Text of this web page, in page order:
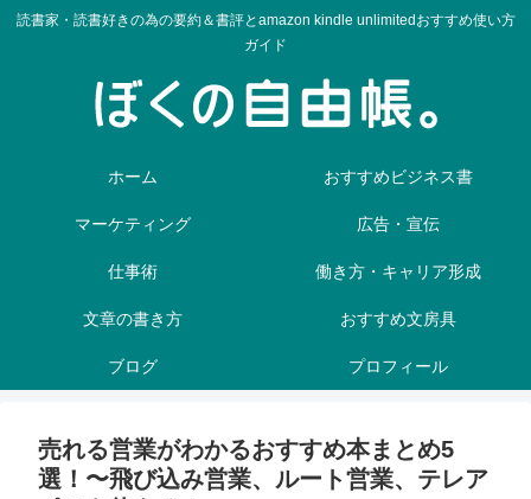
読書家・読書好きの為の要約＆書評とamazon kindle unlimitedおすすめ使い方
ガイド
ホーム おすすめビジネス書
マーケティング 広告・宣伝
仕事術 働き方・キャリア形成
文章の書き方 おすすめ文房具
ブログ プロフィール
売れる営業がわかるおすすめ本まとめ5
選！〜飛び込み営業、ルート営業、テレア